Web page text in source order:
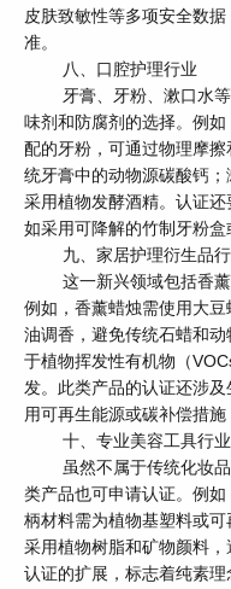
皮肤致敏性等多项安全数
准。
八、口腔护理行业
牙膏、牙粉、漱口水等
味剂和防腐剂的选择。例
配的牙粉，可通过物理摩
统牙膏中的动物源碳酸钙
采用植物发酵酒精。认证还
如采用可降解的竹制牙粉盒
九、家居护理衍生品行
这一新兴领域包括香薰
例如，香薰蜡烛需使用大
油调香，避免传统石蜡和
于植物挥发性有机物（
发。此类产品的认证还涉
用可再生能源或碳补偿措施
十、专业美容工具行业
虽然不属于传统化妆品
类产品也可申请认证。例
柄材料需为植物基塑料或
采用植物树脂和矿物颜料
认证的扩展，标志着纯素